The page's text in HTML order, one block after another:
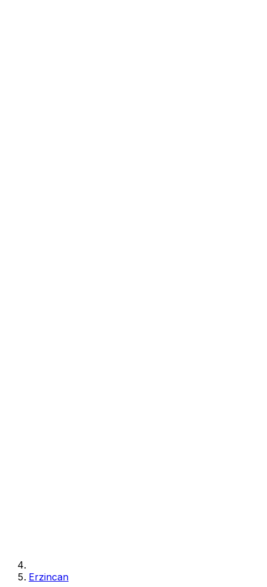
Erzincan